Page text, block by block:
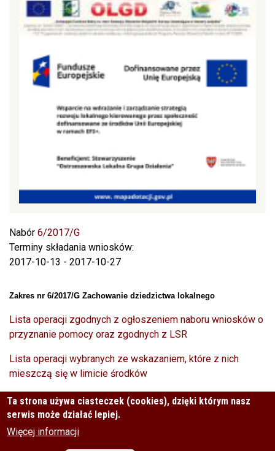
Nabór 6/2017/G
Terminy składania wniosków:
2017-10-13 - 2017-10-27
Zakres nr 6/2017/G Zachowanie dziedzictwa lokalnego
Lista operacji zgodnych z ogłoszeniem naboru wniosków o
przyznanie pomocy oraz zgodnych z LSR
Lista operacji wybranych ze wskazaniem, które z nich
mieszczą się w limicie środków
Lista operacji niewybranych
Protokół z posiedzenia Rady
Ta strona używa ciasteczek (cookies), dzięki którym nasz
serwis może działać lepiej.
Więcej informacji